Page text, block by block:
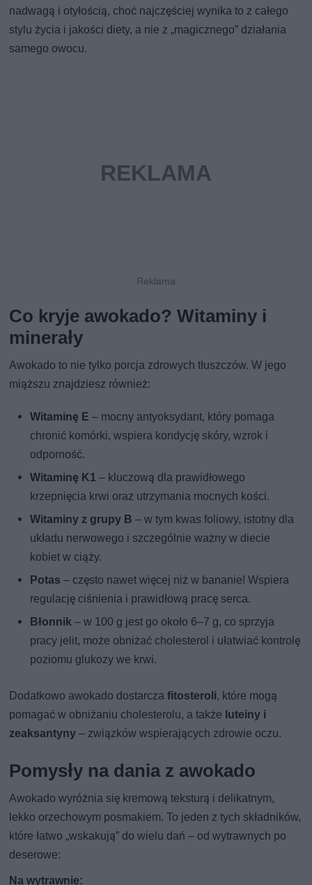
nadwagą i otyłością, choć najczęściej wynika to z całego
stylu życia i jakości diety, a nie z „magicznego” działania
samego owocu.
Co kryje awokado? Witaminy i
minerały
Awokado to nie tylko porcja zdrowych tłuszczów. W jego
miąższu znajdziesz również:
Witaminę E – mocny antyoksydant, który pomaga
chronić komórki, wspiera kondycję skóry, wzrok i
odporność.
Witaminę K1 – kluczową dla prawidłowego
krzepnięcia krwi oraz utrzymania mocnych kości.
Witaminy z grupy B – w tym kwas foliowy, istotny dla
układu nerwowego i szczególnie ważny w diecie
kobiet w ciąży.
Potas – często nawet więcej niż w bananie! Wspiera
regulację ciśnienia i prawidłową pracę serca.
Błonnik – w 100 g jest go około 6–7 g, co sprzyja
pracy jelit, może obniżać cholesterol i ułatwiać kontrolę
poziomu glukozy we krwi.
Dodatkowo awokado dostarczafitosteroli, które mogą
pomagać w obniżaniu cholesterolu, a także luteiny i
zeaksantyny – związków wspierających zdrowie oczu.
Pomysły na dania z awokado
Awokado wyróżnia się kremową teksturą i delikatnym,
lekko orzechowym posmakiem. To jeden z tych składników,
które łatwo „wskakują” do wielu dań – od wytrawnych po
deserowe:
Na wytrawnie: